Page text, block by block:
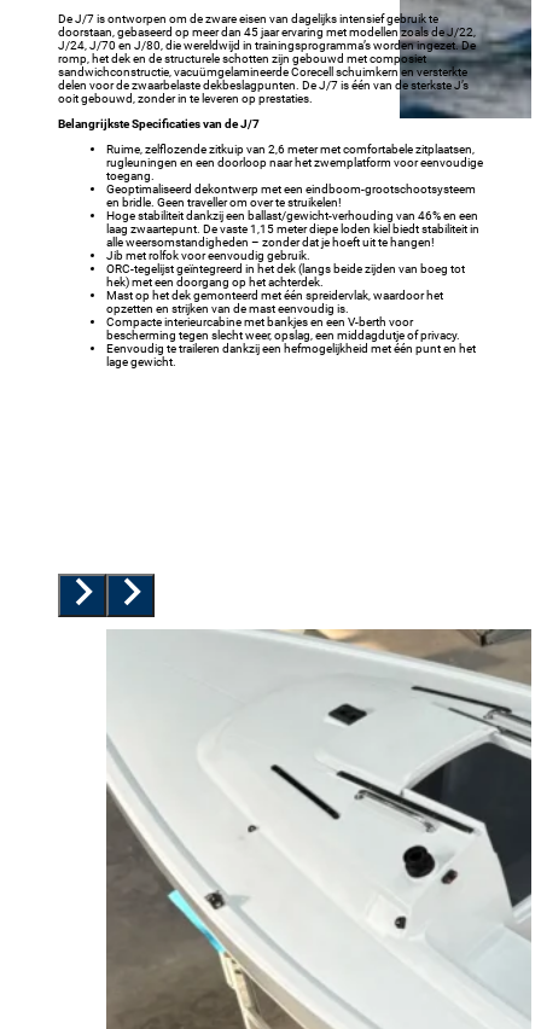
De J/7 is ontworpen om de zware eisen van dagelijks intensief gebruik te
doorstaan, gebaseerd op meer dan 45 jaar ervaring met modellen zoals de J/22,
J/24, J/70 en J/80, die wereldwijd in trainingsprogramma’s worden ingezet. De
romp, het dek en de structurele schotten zijn gebouwd met composiet
sandwichconstructie, vacuümgelamineerde Corecell schuimkern en versterkte
delen voor de zwaarbelaste dekbeslagpunten. De J/7 is één van de sterkste J’s
ooit gebouwd, zonder in te leveren op prestaties.
Belangrijkste Specificaties van de J/7
Ruime, zelflozende zitkuip van 2,6 meter met comfortabele zitplaatsen,
rugleuningen en een doorloop naar het zwemplatform voor eenvoudige
toegang.
Geoptimaliseerd dekontwerp met een eindboom-grootschootsysteem
en bridle. Geen traveller om over te struikelen!
Hoge stabiliteit dankzij een ballast/gewicht-verhouding van 46% en een
laag zwaartepunt. De vaste 1,15 meter diepe loden kiel biedt stabiliteit in
alle weersomstandigheden – zonder dat je hoeft uit te hangen!
Jib met rolfok voor eenvoudig gebruik.
ORC-tegelijst geïntegreerd in het dek (langs beide zijden van boeg tot
hek) met een doorgang op het achterdek.
Mast op het dek gemonteerd met één spreidervlak, waardoor het
opzetten en strijken van de mast eenvoudig is.
Compacte interieurcabine met bankjes en een V-berth voor
bescherming tegen slecht weer, opslag, een middagdutje of privacy.
Eenvoudig te traileren dankzij een hefmogelijkheid met één punt en het
lage gewicht.